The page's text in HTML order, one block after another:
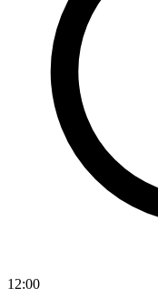
12:00